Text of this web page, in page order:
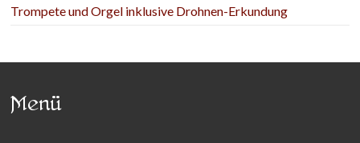
Trompete und Orgel inklusive Drohnen-Erkundung
Menü